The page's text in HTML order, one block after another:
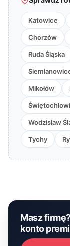
Katowice
Chorzów
Ruda Śląska
Mikołów
Wodzisław
Tychy
Masz
konto